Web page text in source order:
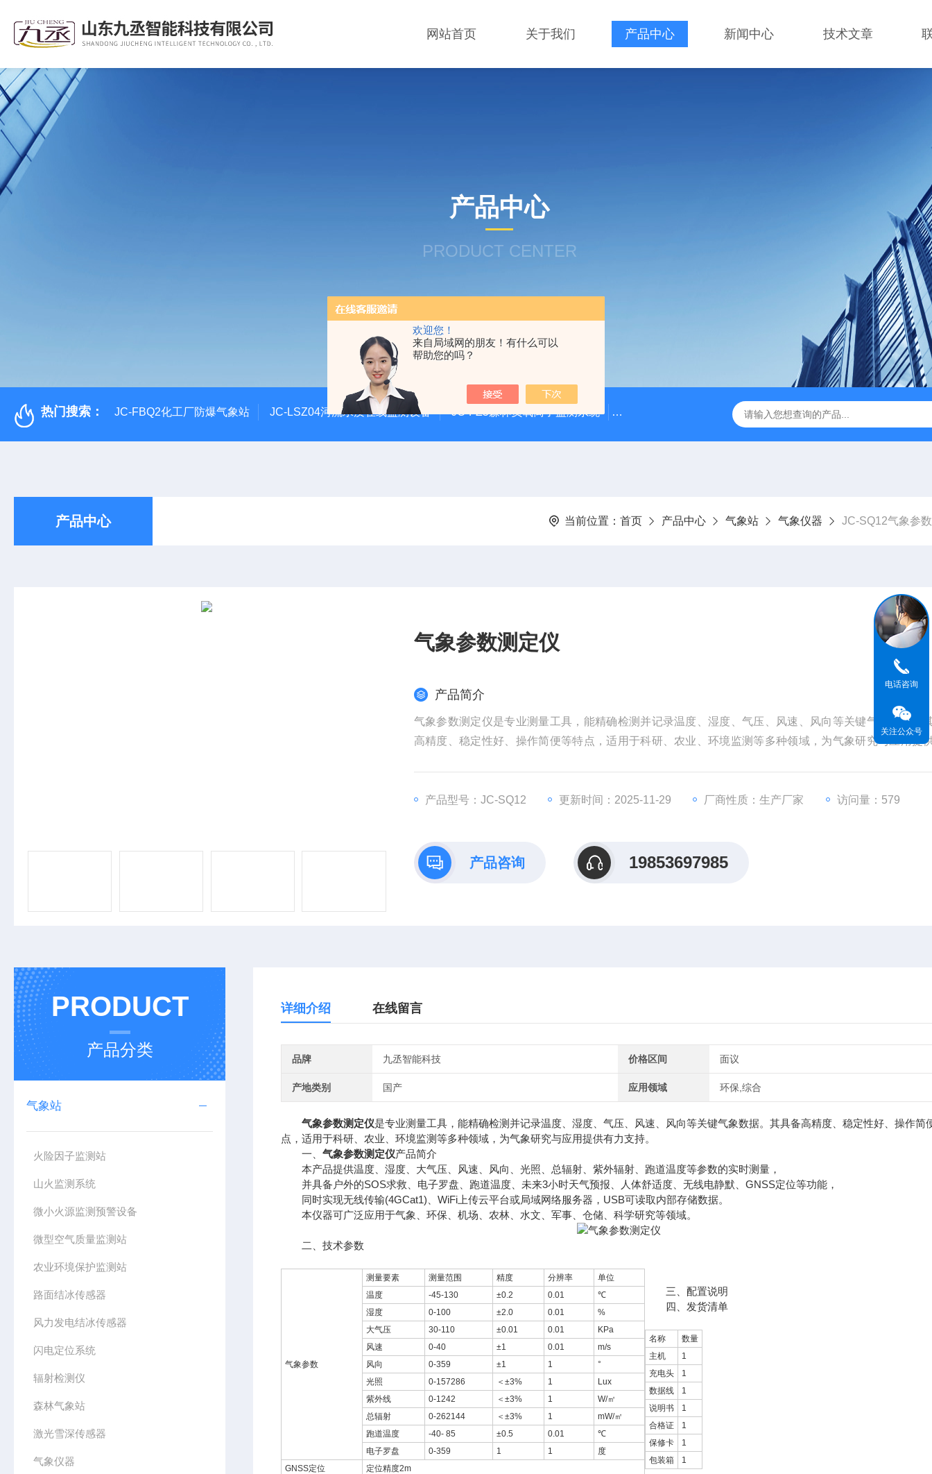
欢迎您！
来自局域网的朋友！有什么可以
帮助您的吗？
网站首页 关于我们 产品中心 新闻中心 技术文章
产品中心
PRODUCT CENTER
热门搜索： JC-FBQ2化工厂防爆气象站 JC-LSZ04河流水质在线监测设备 JC-FZ5森林负氧离子监测系统 JC-FZ5大气负氧离子监测站 JC-ZS07多参数污水在线检测仪
产品中心 当前位置： 首页 产品中心 气象站 气象仪器 JC-SQ12气象参
气象参数测定仪
产品简介
气象参数测定仪是专业测量工具，能精确检测并记录温度、湿度、气压、风速、风向等关键气象数据。
高精度、稳定性好、操作简便等特点，适用于科研、农业、环境监测等多种领域，为气象研究与应用提
产品型号：JC-SQ12 更新时间：2025-11-29 厂商性质：生产厂家 访问量：579
产品咨询 19853697985
PRODUCT
产品分类
气象站
火险因子监测站
山火监测系统
微小火源监测预警设备
微型空气质量监测站
农业环境保护监测站
路面结冰传感器
风力发电结冰传感器
闪电定位系统
辐射检测仪
森林气象站
激光雪深传感器
气象仪器
详细介绍 在线留言
品牌 九丞智能科技 价格区间 面议
产地类别 国产 应用领域 环保,综合
气象参数测定仪是专业测量工具，能精确检测并记录温度、湿度、气压、风速、风向等关键气象数据。其具备高精度、稳定性好、操作简
点，适用于科研、农业、环境监测等多种领域，为气象研究与应用提供有力支持。
一、 气象参数测定仪产品简介
本产品提供温度、湿度、大气压、风速、风向、光照、总辐射、紫外辐射、跑道温度等参数的实时测量，
并具备户外的SOS求救、电子罗盘、跑道温度、未来3小时天气预报、人体舒适度、无线电静默、GNSS定位等功能，
同时实现无线传输(4GCat1)、WiFi上传云平台或局域网络服务器，USB可读取内部存储数据。
本仪器可广泛应用于气象、环保、机场、农林、水文、军事、仓储、科学研究等领域。
二、技术参数
气象参数
测量要素 测量范围 精度 分辨率
单位
温度
-45-130 ±0.2 0.01
℃
湿度
0-100 ±2.0 0.01
%
大气压
30-110 ±0.01 0.01
KPa
风速
0-40 ±1 0.01
m/s
风向
0-359 ±1 1
°
光照
0-157286 ＜±3% 1
Lux
紫外线
0-1242 ＜±3% 1
W/㎡
总辐射
0-262144 ＜±3% 1
mW/㎡
跑道温度
-40- 85 ±0.5 0.01
℃
电子罗盘
0-359 1 1
度
GNSS定位
定位精度2m
三、配置说明
四、发货清单
名称
数量
主机
1
充电头
1
数据线
1
说明书
1
合格证
1
保修卡
1
包装箱
1
电话咨询
关注公众号